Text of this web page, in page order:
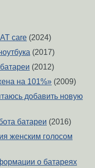
care (2024)
(2017)
(2012)
на 101%» (2009)
добавить новую
батареи (2016)
женским голосом
о батареях